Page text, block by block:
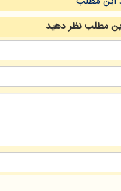
مطلبنظر دهید